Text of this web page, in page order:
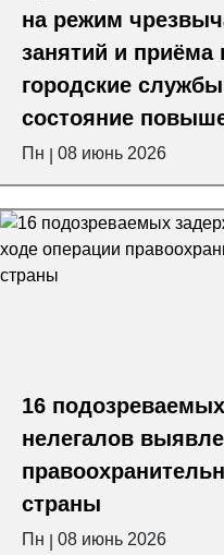
на режим
занятий и приёма
городские
состояние
Пн 08 июнь 2026
16
нелегалов
страны
Пн 08 июнь 2026